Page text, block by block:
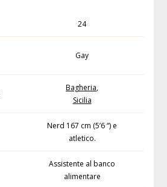
24
Gay
Bagheria,
Sicilia
Nerd 167 cm (5’6 “) e
atletico.
Assistente al banco
alimentare